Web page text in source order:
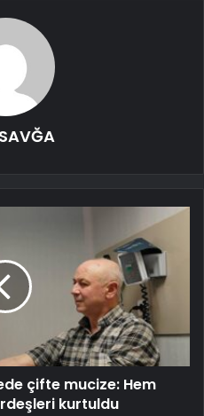
çifte mucize: Hem
kurtuldu